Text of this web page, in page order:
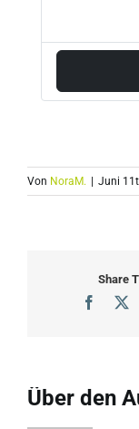
Von NoraM. | Juni
Share
X
Über den